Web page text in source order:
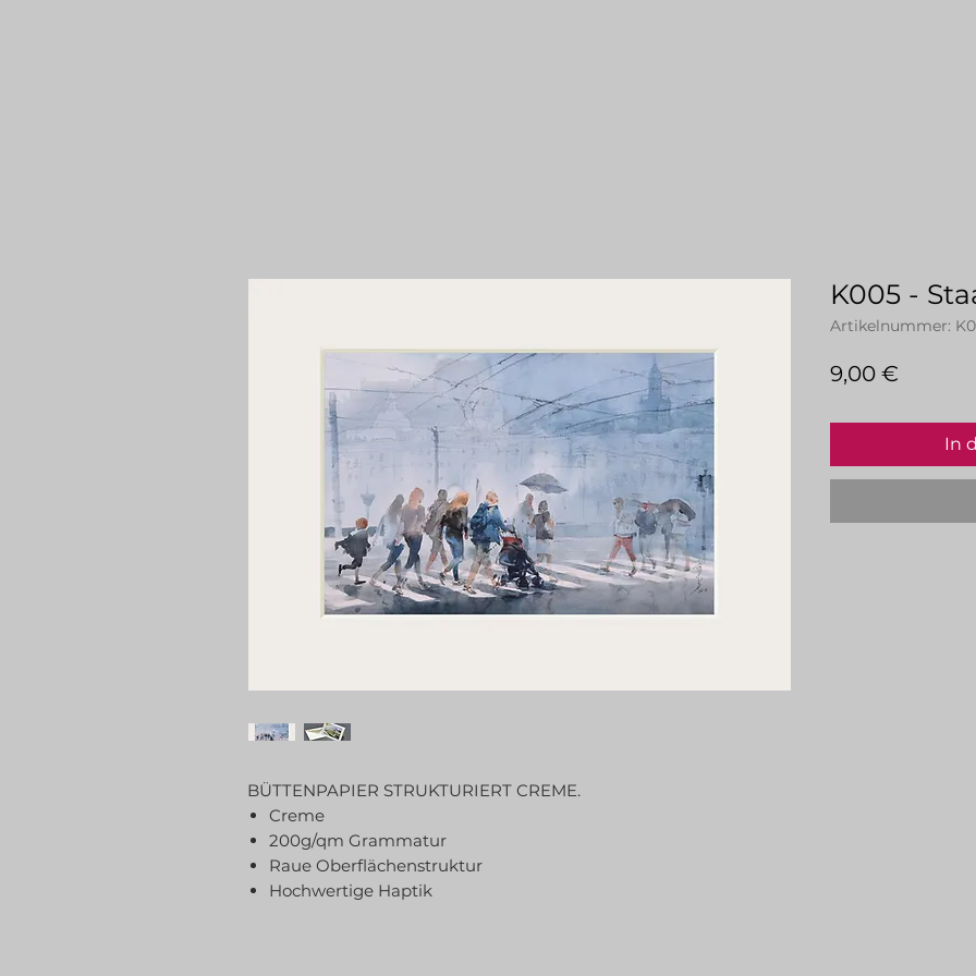
BÜTTENPAPIER STRUKTURIERT CREME.
Creme
200g/qm Grammatur
Raue Oberflächenstruktur
Hochwertige Haptik
K005 -
Artikelnummer:
9,00 €
In